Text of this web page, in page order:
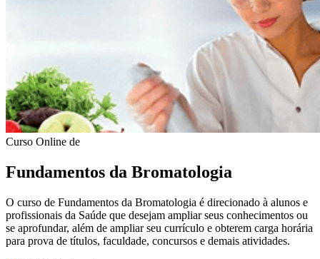
Curso Online de
Fundamentos da Bromatologia
O curso de Fundamentos da Bromatologia é direcionado à alunos e
profissionais da Saúde que desejam ampliar seus conhecimentos ou
se aprofundar, além de ampliar seu currículo e obterem carga horária
para prova de títulos, faculdade, concursos e demais atividades.